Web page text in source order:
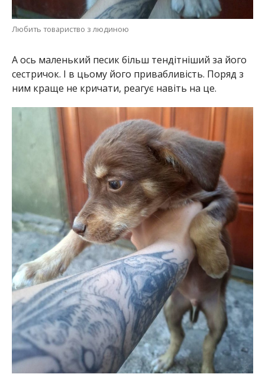
Дуже тендітний
Ще одна маленька красуня ну дуже ласкава.
Любить сидіти на ручках. І головне, будить зовсім
маленькою.